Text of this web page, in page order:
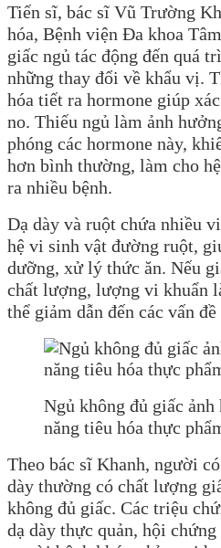
Tiến sĩ, bác sĩ Vũ Trường
hóa, Bệnh viện Đa khoa
giấc ngủ tác động đến quá
những thay đổi về khẩu vị.
hóa tiết ra hormone giúp
no. Thiếu ngủ làm ảnh
phóng các hormone này,
hơn bình thường, làm cho
ra nhiều bệnh.
Dạ dày và ruột chứa nhiều
hệ vi sinh vật đường ruột,
dưỡng, xử lý thức ăn. Nếu
chất lượng, lượng vi khuẩn
thể giảm dẫn đến các vấn
Ngủ không đủ giấc ảnh
năng tiêu hóa thực
Theo bác sĩ Khanh, người
dày thường có chất lượng
không đủ giấc. Các triệu
dạ dày thực quản, hội